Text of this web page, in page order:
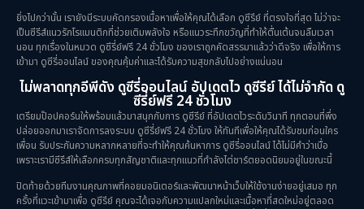
ยิ่งไปกว่านั้น เรายังมีระบบคัดกรองเนื้อหาเพื่อให้คุณได้เลือก ดูซีรีย์ ที่ตรงใจที่สุด ไม่ว่าจะ
เป็นซีรีส์แนวรักโรแมนติกที่ช่วยเติมพลังใจ หรือแนวระทึกขวัญที่ทำให้ตื่นเต้นจนลืมเวลา
นอน ทุกเรื่องในหมวด ดูซีรี่ย์ฟรี 24 ชั่วโมง ของเราถูกคัดสรรมาแล้วว่าดีจริง เพื่อให้การ
เข้ามา ดูซีรี่ออนไลน์ ของคุณคุ้มค่าและได้รับความสุขกลับไปอย่างแน่นอน
ไม่พลาดทุกอีพีดัง ดูซีรี่ออนไลน์ อัปเดตไว ดูซีรีย์ ได้ไม่จำกัด ดู
ซีรี่ย์ฟรี 24 ชั่วโมง
เตรียมป๊อปคอร์นให้พร้อมแล้วมาสนุกกับการ ดูซีรีย์ ที่อัปเดตไวระดับวินาที ทุกตอนที่พึ่ง
ปล่อยออกมาเราจัดการลงระบบ ดูซีรี่ย์ฟรี 24 ชั่วโมง ให้ทันทีเพื่อให้คุณได้รับชมก่อนใคร
เพื่อน รับประกันความหลากหลายที่จะทำให้คุณค้นหาการ ดูซีรี่ออนไลน์ ได้ไม่มีคำว่าเบื่อ
เพราะเรามีซีรีส์ให้เลือกครบทุกสัญชาติและทุกแนวที่กำลังไต่ชาร์ตยอดนิยมอยู่ในขณะนี้
ปิดท้ายด้วยทีมงานคุณภาพที่คอยมอนิเตอร์และพัฒนาหน้าเว็บให้ใช้งานง่ายอยู่เสมอ ทุก
ครั้งที่แวะเข้ามาเพื่อ ดูซีรีย์ คุณจะได้เจอกับความแปลกใหม่และเนื้อหาที่สดใหม่อยู่ตลอด